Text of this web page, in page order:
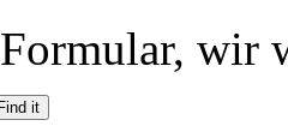
wir